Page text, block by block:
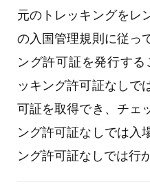
元のトレッキングをレ
の入国管理規則に従っ
ング許可証を発行す
ッキング許可証なしで
可証を取得でき、チェ
ング許可証なしでは入
ング許可証なしでは行